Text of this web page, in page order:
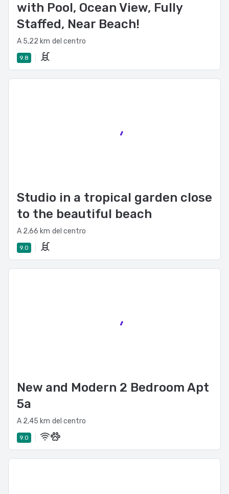
with Pool, Ocean View, Fully
Staffed, Near Beach!
A 5,22 km del centro
9.8
Studio in a tropical garden close
to the beautiful beach
A 2,66 km del centro
9.0
New and Modern 2 Bedroom Apt
5a
A 2,45 km del centro
9.0